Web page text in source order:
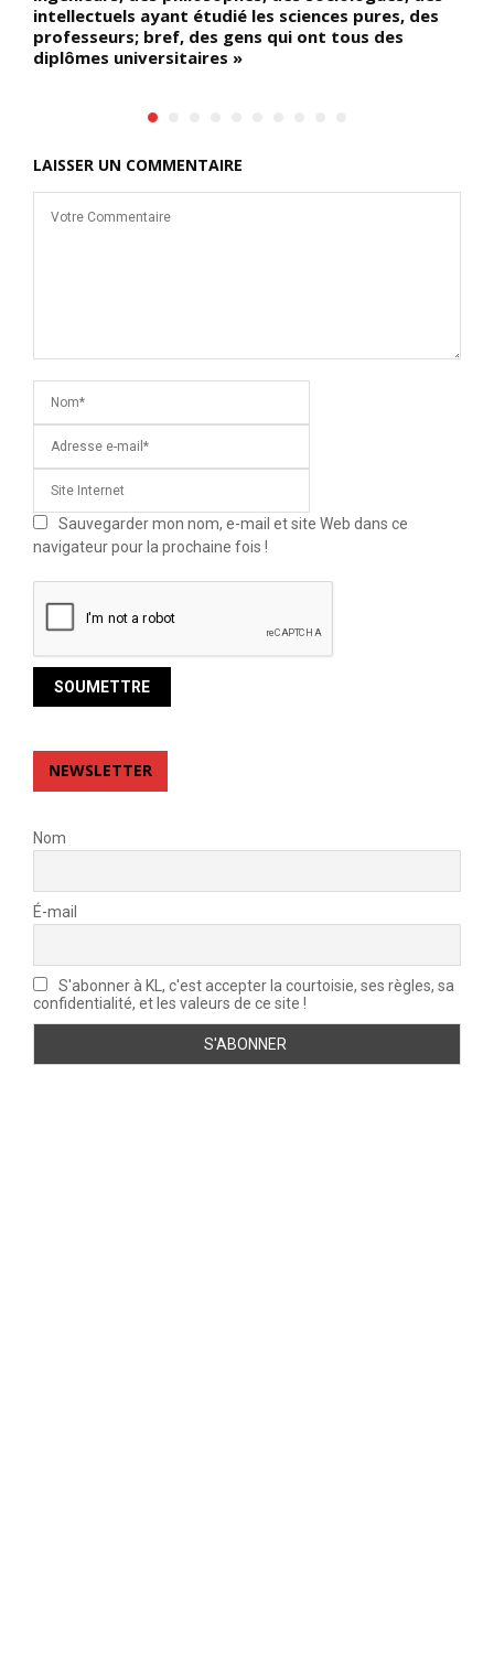
intellectuels ayant étudié les sciences pures, des
professeurs; bref, des gens qui ont tous des
diplômes universitaires »
LAISSER UN COMMENTAIRE
Sauvegarder mon nom, e-mail et site Web dans ce
navigateur pour la prochaine fois !
NEWSLETTER
Nom
É-mail
S'abonner à KL, c'est accepter la courtoisie, ses règles, sa
confidentialité, et les valeurs de ce site !